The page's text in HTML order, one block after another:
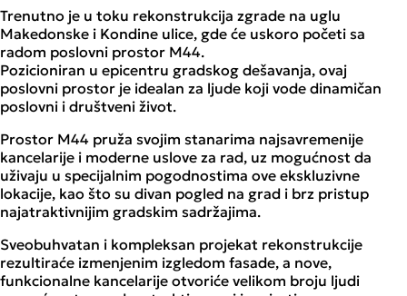
Trenutno je u toku rekonstrukcija zgrade na uglu
Makedonske i Kondine ulice, gde će uskoro početi sa
radom poslovni prostor M44.
Pozicioniran u epicentru gradskog dešavanja, ovaj
poslovni prostor je idealan za ljude koji vode dinamičan
poslovni i društveni život.
Prostor M44 pruža svojim stanarima najsavremenije
kancelarije i moderne uslove za rad, uz mogućnost da
uživaju u specijalnim pogodnostima ove ekskluzivne
lokacije, kao što su divan pogled na grad i brz pristup
najatraktivnijim gradskim sadržajima.
Sveobuhvatan i kompleksan projekat rekonstrukcije
rezultiraće izmenjenim izgledom fasade, a nove,
funkcionalne kancelarije otvoriće velikom broju ljudi